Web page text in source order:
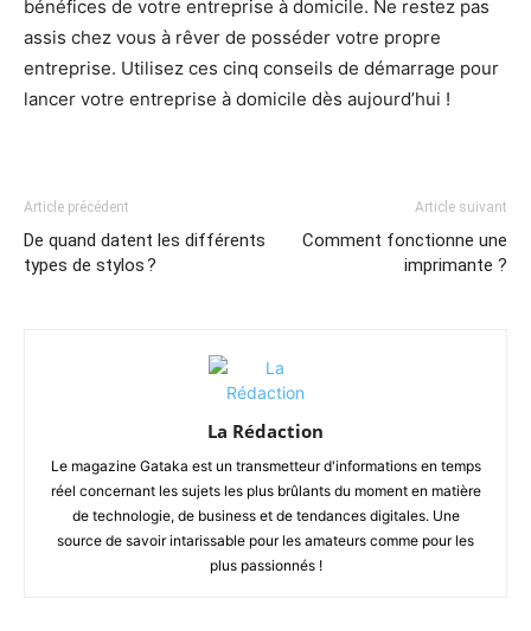
bénéfices de votre entreprise à domicile. Ne restez pas
assis chez vous à rêver de posséder votre propre
entreprise. Utilisez ces cinq conseils de démarrage pour
lancer votre entreprise à domicile dès aujourd’hui !
Article précédent
De quand datent les différents
types de stylos ?
Article suivant
Comment fonctionne une
imprimante ?
La Rédaction
Le magazine Gataka est un transmetteur d'informations en temps
réel concernant les sujets les plus brûlants du moment en matière
de technologie, de business et de tendances digitales. Une
source de savoir intarissable pour les amateurs comme pour les
plus passionnés !